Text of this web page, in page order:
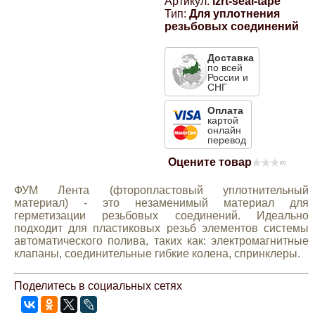
Тип: Для уплотнения
резьбовых соединений
Доставка
по всей
России и
СНГ
Оплата
картой
онлайн
перевод
Оцените товар (0)
ФУМ Лента (фторопластовый уплотнительный
материал) - это незаменимый материал для
герметизации резьбовых соединений. Идеально
подходит для пластиковых резьб элементов системы
автоматического полива, таких как: электромагнитные
клапаны, соединительные гибкие колена, спринклеры.
Поделитесь в социальных сетях
Компрессионные фитинги Poliext
Lexus
Mazda
Mercedes-Benz
Эмали универсальные акриловые
Магнитные панели на холодильник